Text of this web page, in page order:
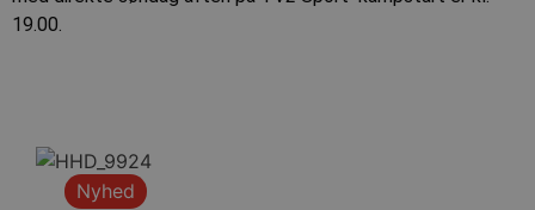
19.00.
Nyhed